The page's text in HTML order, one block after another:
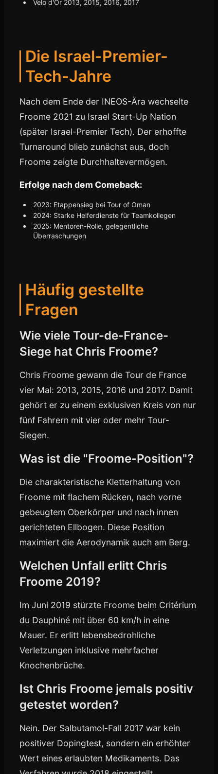
Velo d'Or 2013, 2015, 2016, 2017
Die Israel-Premier-
Tech-Jahre
Nach dem Ende der INEOS-Ära wechselte
Froome 2021 zu Israel Start-Up Nation
(später Israel-Premier Tech). Der erhoffte
Turnaround blieb zunächst aus, doch
Froome zeigte Durchhaltevermögen.
Erfolge nach dem Comeback:
2023: Etappensieg bei Tour of Oman
2024: Starke Helferdienste für Teamkollegen
2025: Mentoren-Rolle, gelegentliche
Überraschungen
Häufig gestellte
Fragen
Wie viele Tour-de-France-
Siege hat Chris Froome?
Chris Froome gewann die Tour de France
vier Mal: 2013, 2015, 2016 und 2017. Damit
gehört er zu einem exklusiven Kreis von nur
fünf Fahrern mit vier oder mehr Tour-
Siegen.
Was ist die "Froome-Position"?
Die charakteristische Kletterhaltung von
Froome mit flachem Rücken, nach vorne
gebeugtem Oberkörper und nach innen
gerichteten Ellbogen. Diese Position
maximiert die Aerodynamik auch am Berg.
Welchen Unfall erlitt Chris
Froome 2019?
Im Juni 2019 stürzte Froome beim Critérium
du Dauphiné mit über 60 km/h in eine
Mauer. Er erlitt lebensbedrohliche
Verletzungen inklusive mehrfacher
Knochenbrüche.
Ist Chris Froome jemals positiv
getestet worden?
Nein. Der Salbutamol-Fall 2017 war kein
positiver Dopingtest, sondern ein erhöhter
Wert eines erlaubten Medikaments. Das